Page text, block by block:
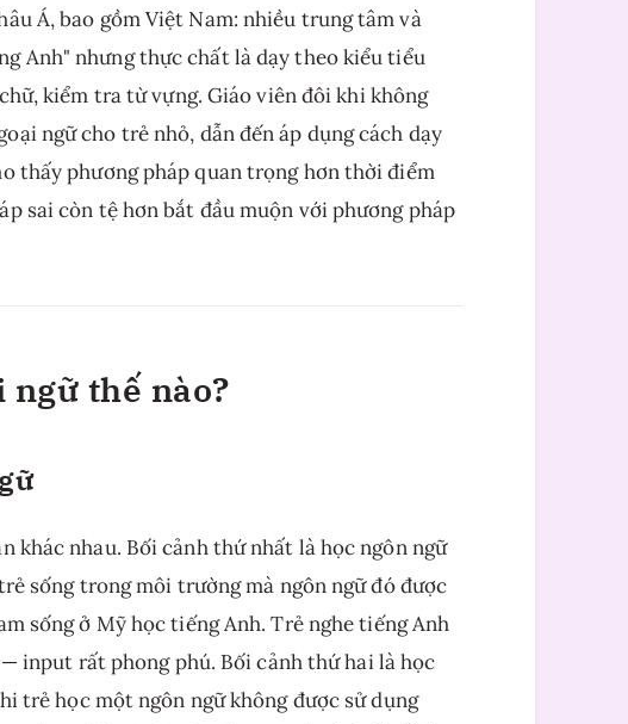
Á, bao gồm Việt Nam: nhiều trung tâm và
Anh" nhưng thực chất là dạy theo kiểu tiểu
kiểm tra từ vựng. Giáo viên đôi khi không
ngữ cho trẻ nhỏ, dẫn đến áp dụng cách dạy
thấy phương pháp quan trọng hơn thời điểm
sai còn tệ hơn bắt đầu muộn với phương pháp
ngữ thế nào?
khác nhau. Bối cảnh thứ nhất là học ngôn ngữ
sống trong môi trường mà ngôn ngữ đó được
sống ở Mỹ học tiếng Anh. Trẻ nghe tiếng Anh
input rất phong phú. Bối cảnh thứ hai là học
trẻ học một ngôn ngữ không được sử dụng